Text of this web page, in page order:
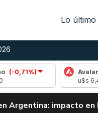
Lo último
Avalanche
Argentina: impacto